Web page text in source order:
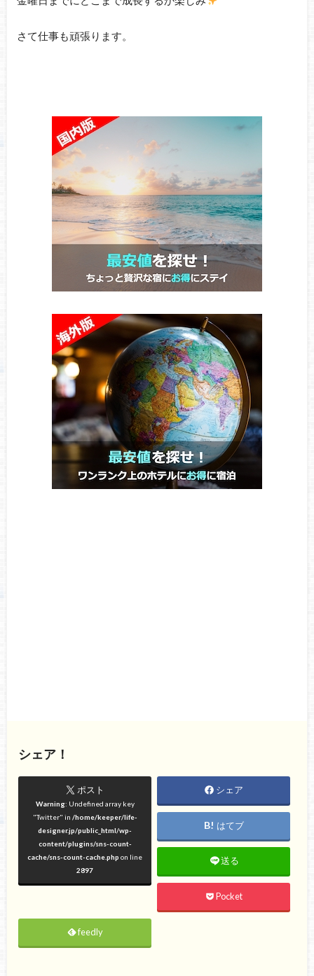
さて仕事も頑張ります。
シェア！
ポスト
Warning: Undefined array key
"Twitter" in /home/keeper/life-
designer.jp/public_html/wp-
content/plugins/sns-count-
cache/sns-count-cache.php on line
2897
シェア
はてブ
送る
Pocket
feedly